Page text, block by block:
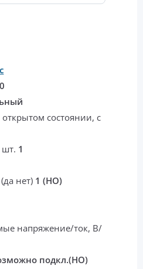
состоянии, с
шт. 1
нет) 1 (НО)
напряжение/ток, В/
подкл.(НО)